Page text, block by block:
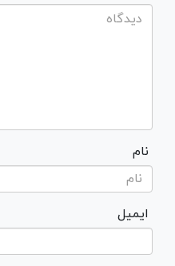
نام
ایمیل